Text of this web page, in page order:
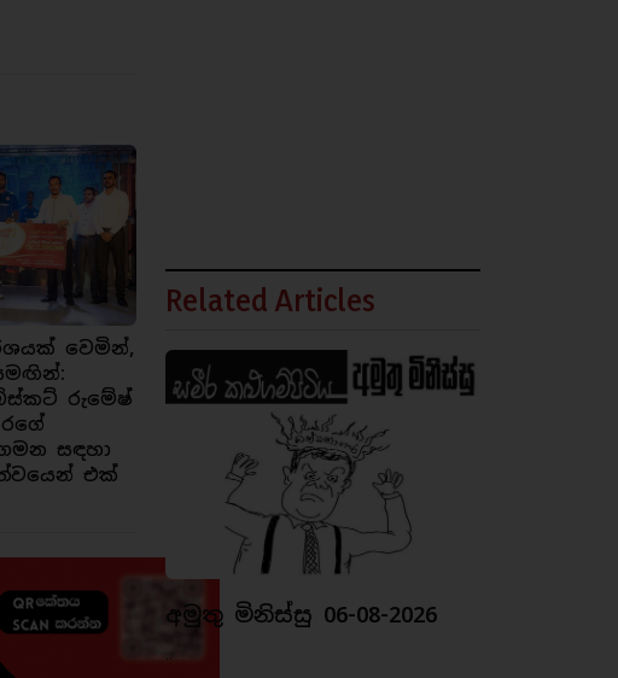
වෙමින්,
රුමේෂ්
සඳහා
එක්
Related Articles
අමුතු මිනිස්සු 06-08-2026
..